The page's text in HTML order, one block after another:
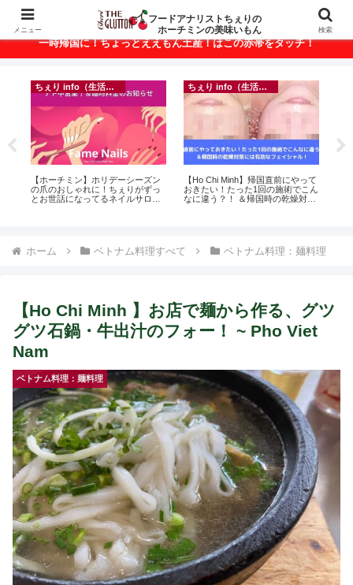
ベトナム・ホーチミンの美味いもんが満載！
一時帰国に！ちょっとええもん土産！はこの赤帯をタッチ！
ちぇり info（生活情報）
【ホーチミン】ホリデーシーズン
の爪のおしゃれに！ちぇりがずっ
とお世話になってるネイルサロン
ちぇり info（生活情報）
【Ho Chi Minh】帰国直前にやって
おきたい！たった1回の施術でこん
なに違う？！ ＆帰国時の乾燥対策
ホーム ベトナム料理すべて ベトナム料理：麺料理
【Ho Chi Minh 】お店で麺から作る、グツ
グツ石鍋・牛出汁のフォー！ ~ Pho Viet
Nam
ベトナム料理：麺料理
メニュー
フードアナリストちぇりの
ホーチミンの美味いもん
検索